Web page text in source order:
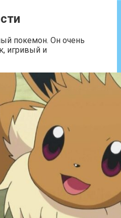
покемон. Он очень
игривый и